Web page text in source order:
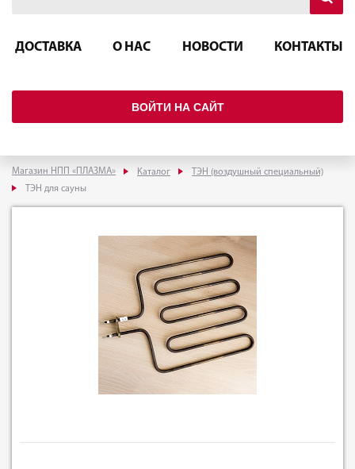
ДОСТАВКА О НАС НОВОСТИ КОНТАКТЫ
ВОЙТИ НА САЙТ
Магазин НПП «ПЛАЗМА» Каталог
ТЭН (воздушный специальный)
ТЭН для сауны